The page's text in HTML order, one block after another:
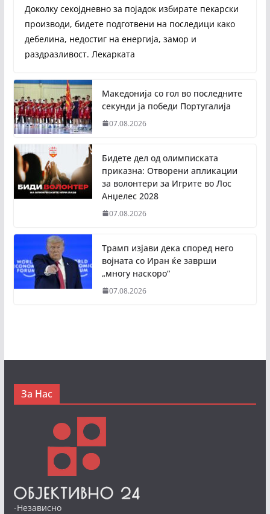
Доколку секојдневно за појадок избирате пекарски
производи, бидете подготвени на последици како
дебелина, недостиг на енергија, замор и
раздразливост. Лекарката
Македонија со гол во последните
секунди ја победи Португалија
07.08.2026
Бидете дел од олимписката
приказна: Отворени апликации
за волонтери за Игрите во Лос
Анџелес 2028
07.08.2026
Трамп изјави дека според него
војната со Иран ќе заврши
„многу наскоро“
07.08.2026
За Нас
-Независно